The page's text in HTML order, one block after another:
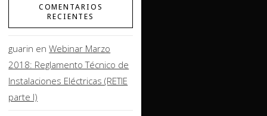
COMENTARIOS
RECIENTES
guarin enWebinar Marzo
2018: Reglamento Técnico de
Instalaciones Eléctricas (RETIE
parte I)